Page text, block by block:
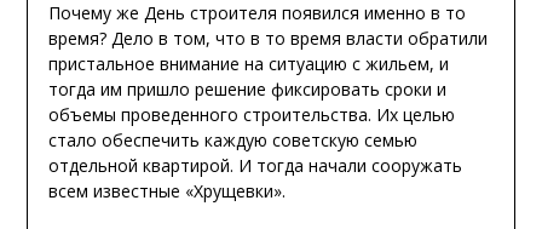
Почему же День строителя появился именно в то
время? Дело в том, что в то время власти обратили
пристальное внимание на ситуацию с жильем, и
тогда им пришло решение фиксировать сроки и
объемы проведенного строительства. Их целью
стало обеспечить каждую советскую семью
отдельной квартирой. И тогда начали сооружать
всем известные «Хрущевки».